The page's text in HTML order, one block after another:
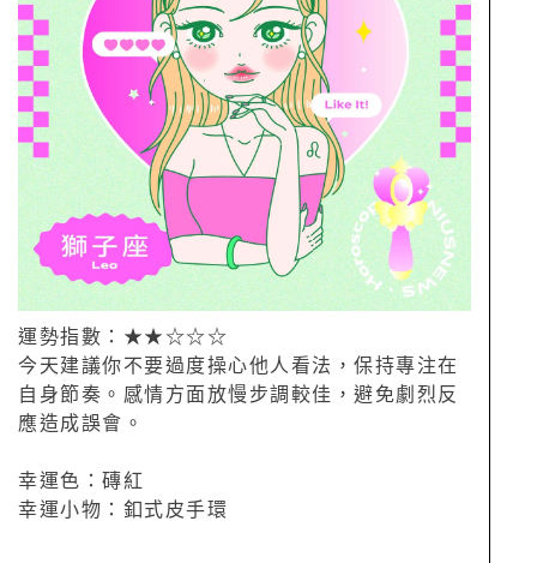
運勢指數：★★☆☆☆
今天建議你不要過度操心他人看法，保持專注在
自身節奏。感情方面放慢步調較佳，避免劇烈反
應造成誤會。
幸運色：磚紅
幸運小物：釦式皮手環